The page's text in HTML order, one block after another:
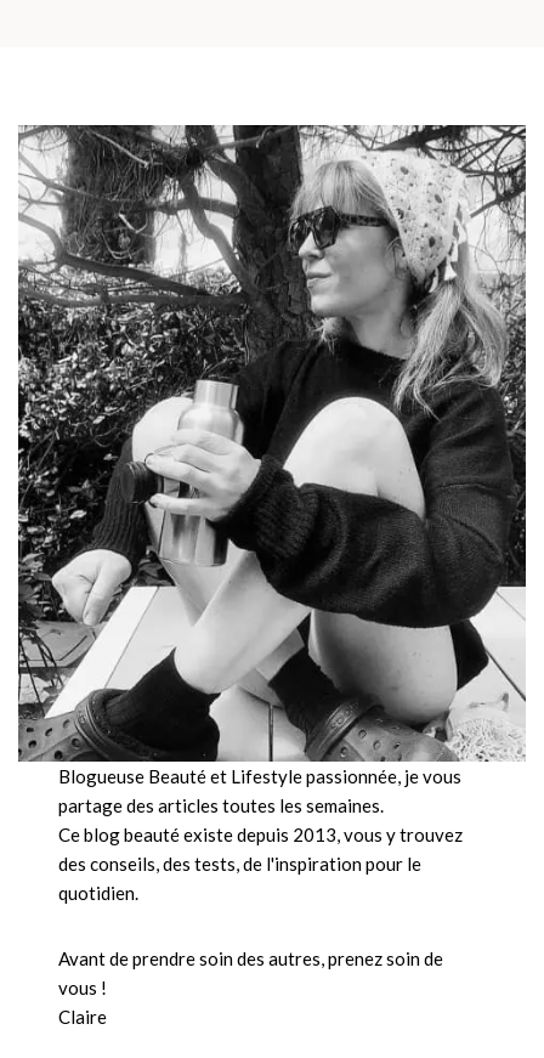
Blogueuse Beauté et Lifestyle passionnée, je vous
partage des articles toutes les semaines.
Ce blog beauté existe depuis 2013, vous y trouvez
des conseils, des tests, de l'inspiration pour le
quotidien.
Avant de prendre soin des autres, prenez soin de
vous !
Claire